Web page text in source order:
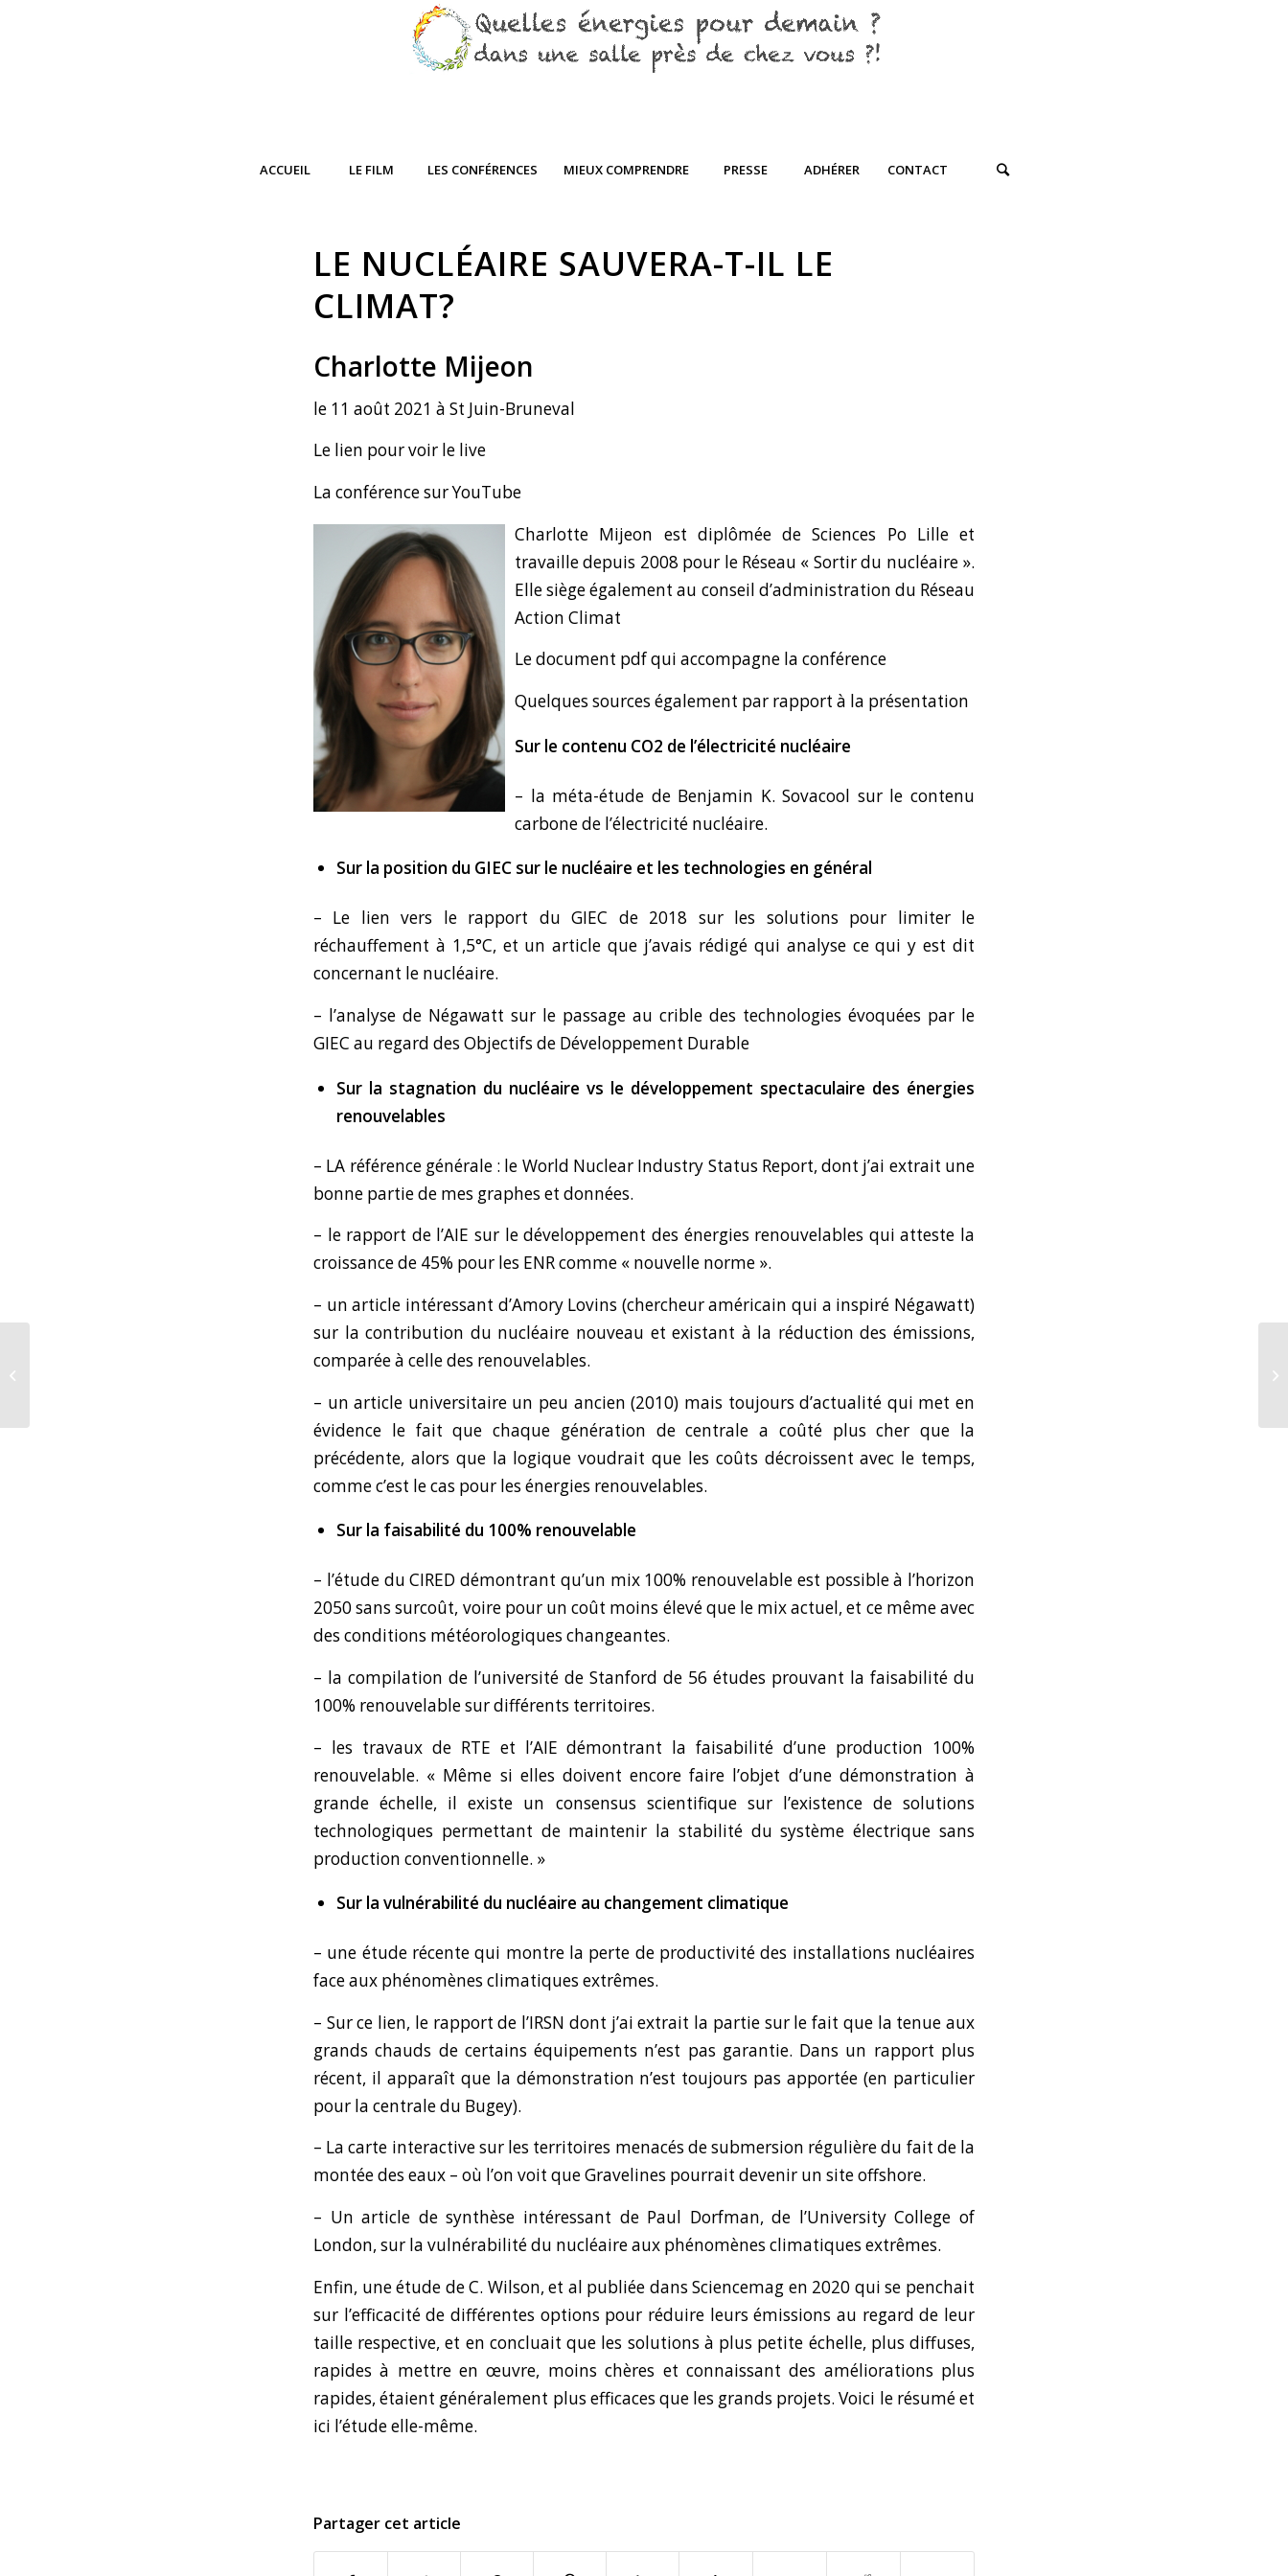
ACCUEIL LE FILM LES CONFÉRENCES MIEUX COMPRENDRE PRESSE ADHÉRER CONTACT
LE NUCLÉAIRE SAUVERA-T-IL LE
CLIMAT?
Charlotte Mijeon
le 11 août 2021 à St Juin-Bruneval
Le lien pour voir le live
La conférence sur YouTube
Charlotte Mijeon est diplômée de Sciences Po Lille et
travaille depuis 2008 pour le Réseau « Sortir du nucléaire ».
Elle siège également au conseil d’administration du Réseau
Action Climat
Le document pdf qui accompagne la conférence
Quelques sources également par rapport à la présentation
Sur le contenu CO2 de l’électricité nucléaire
– la méta-étude de Benjamin K. Sovacool sur le contenu
carbone de l’électricité nucléaire.
Sur la position du GIEC sur le nucléaire et les technologies en général
– Le lien vers le rapport du GIEC de 2018 sur les solutions pour limiter le
réchauffement à 1,5°C, et un articleque j’avais rédigé qui analyse ce qui y est dit
concernant le nucléaire.
– l’analyse de Négawatt sur le passage au crible des technologies évoquées par le
GIEC au regard des Objectifs de Développement Durable
Sur la stagnation du nucléaire vs le développement spectaculaire des énergies
renouvelables
– LA référence générale : le World Nuclear Industry Status Report, dont j’ai extrait une
bonne partie de mes graphes et données.
– le rapport de l’AIE sur le développement des énergies renouvelables qui atteste la
croissance de 45% pour les ENR comme « nouvelle norme ».
– unarticle intéressant d’Amory Lovins (chercheur américain qui a inspiré Négawatt)
sur la contribution du nucléaire nouveau et existant à la réduction des émissions,
comparée à celle des renouvelables.
– unarticle universitaire un peu ancien (2010) mais toujours d’actualité qui met en
évidence le fait que chaque génération de centrale a coûté plus cher que la
précédente, alors que la logique voudrait que les coûts décroissent avec le temps,
comme c’est le cas pour les énergies renouvelables.
Sur la faisabilité du 100% renouvelable
– l’étude du CIRED démontrant qu’un mix 100% renouvelable est possible à l’horizon
2050 sans surcoût, voire pour un coût moins élevé que le mix actuel, et ce même avec
des conditions météorologiques changeantes.
– la compilation de l’université de Stanford de 56 études prouvant la faisabilité du
100% renouvelable sur différents territoires.
– les travaux de RTE et l’AIE démontrant la faisabilité d’une production 100%
renouvelable. « Même si elles doivent encore faire l’objet d’une démonstration à
grande échelle, il existe un consensus scientifique sur l’existence de solutions
technologiques permettant de maintenir la stabilité du système électrique sans
production conventionnelle. »
Sur la vulnérabilité du nucléaire au changement climatique
– une étude récentequi montre la perte de productivité des installations nucléaires
face aux phénomènes climatiques extrêmes.
– Sur ce lien, le rapport de l’IRSN dont j’ai extrait la partie sur le fait que la tenue aux
grands chauds de certains équipements n’est pas garantie. Dans un rapport plus
récent, il apparaît que la démonstration n’est toujours pas apportée (en particulier
pour la centrale du Bugey).
– Lacarte interactivesur les territoires menacés de submersion régulière du fait de la
montée des eaux – où l’on voit que Gravelines pourrait devenir un site offshore.
– Unarticle de synthèse intéressant de Paul Dorfman, de l’University College of
London, sur la vulnérabilité du nucléaire aux phénomènes climatiques extrêmes.
Enfin, une étude de C. Wilson, et al publiée dans Sciencemag en 2020 qui se penchait
sur l’efficacité de différentes options pour réduire leurs émissions au regard de leur
taille respective, et en concluait que les solutions à plus petite échelle, plus diffuses,
rapides à mettre en œuvre, moins chères et connaissant des améliorations plus
rapides, étaient généralement plus efficaces que les grands projets. Voici le résuméet
ici l’étude elle-même.
Partager cet article